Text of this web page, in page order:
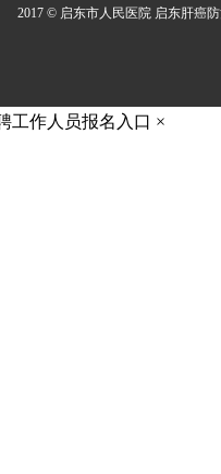
2017 © 启东市人民医院 启东肝癌
工作人员报名入口 ×